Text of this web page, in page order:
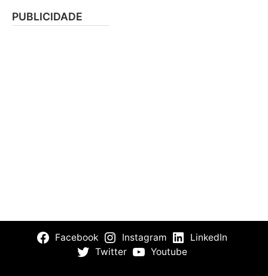
PUBLICIDADE
Facebook Instagram
LinkedIn
Twitter
Youtube